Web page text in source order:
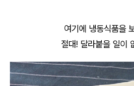
여기에 냉동식품을
절대! 달라붙을 일이